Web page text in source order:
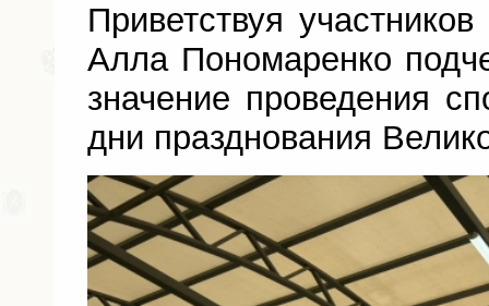
Приветствуя
Алла Пономаренко
значение проведения
дни празднования